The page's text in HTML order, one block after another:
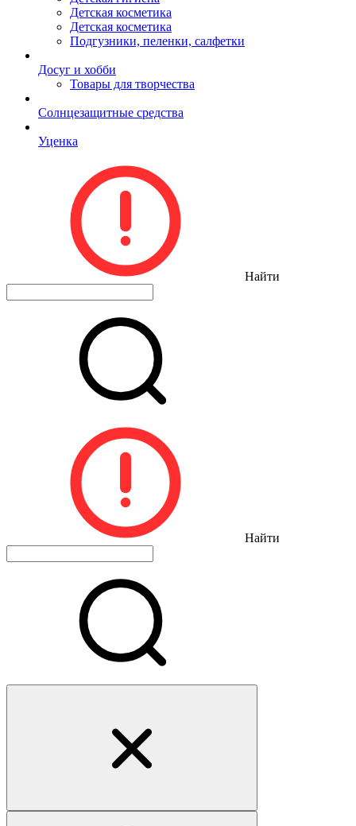
Детская косметика
Детская косметика
Подгузники, пеленки, салфетки
Досуг и хобби
Товары для творчества
Солнцезащитные средства
Уценка
Найти
Найти